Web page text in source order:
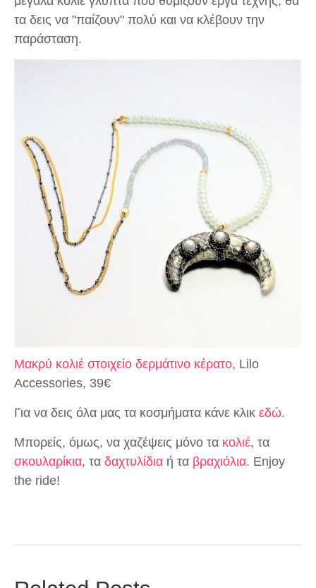
τα δεις να "παίζουν" πολύ και να κλέβουν την
παράσταση.
Μακρύ κολιέ στοιχείο δερμάτινο κέρατο, Lilo
Accessories, 39€
Για να δεις όλα μας τα κοσμήματα κάνε κλικ εδώ.
Μπορείς, όμως, να χαζέψεις μόνο τα κολιέ, τα
σκουλαρίκια, τα δαχτυλίδια ή τα βραχιόλια. Enjoy
the ride!